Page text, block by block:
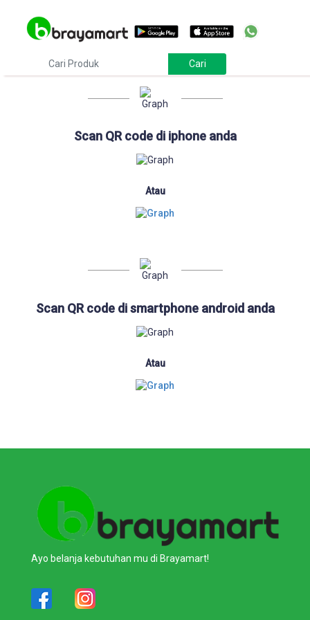
Download
Scan QR code di iphone anda
Atau
Scan QR code di smartphone android anda
Atau
Ayo belanja kebutuhan mu di Brayamart!